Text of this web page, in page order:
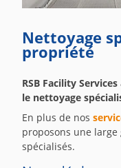
Nettoyage
propriété
RSB Facility
le nettoyage
En plus de nos
proposons une large
spécialisés.